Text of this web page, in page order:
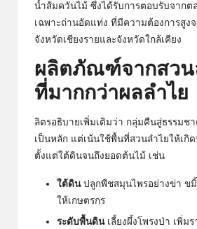
น้ำส้มควันไม้ ซึ่งได้รับการตอบรับจากต
เฉพาะถ่านอัดแท่ง ที่มีความต้องการสูง
จังหวัดเชียงรายและจังหวัดใกล้เคียง
ผลิตภัณฑ์จากสวน
ที่มากกว่าผลลำไย
ลิตรอธิบายเพิ่มเติมว่า กลุ่มคืนสู่ธรรมช
เป็นหลัก แต่เน้นใช้พื้นที่สวนลำไยให้เกิ
ตั้งแต่ใต้ดินจนถึงยอดต้นไม้ เช่น
ใต้ดินปลูกพืชสมุนไพรอย่างข่า ขมิ้
ให้เกษตรกร
ระดับพื้นดินเลี้ยงผึ้งโพรงป่า เพิ่ม